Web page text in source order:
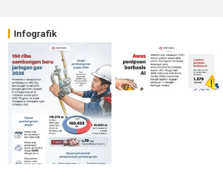
Infografik